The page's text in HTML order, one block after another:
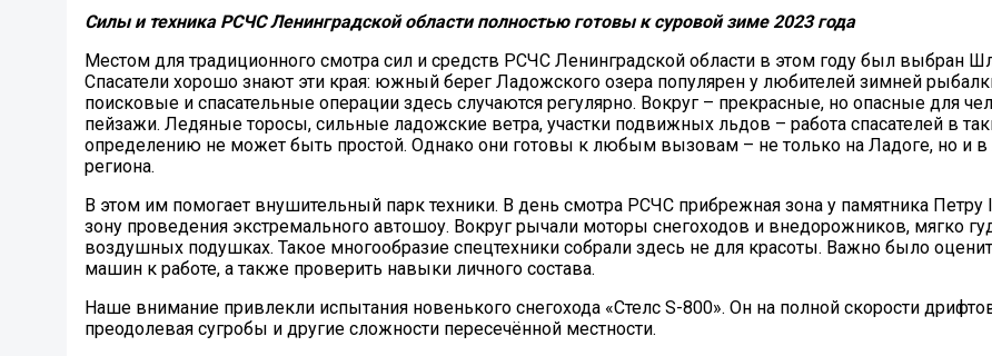
Силы и техника РСЧС Ленинградской области полностью готовы к суровой зиме 2023 года
Местом для традиционного смотра сил и средств РСЧС Ленинградской области в этом году был выбран
Спасатели хорошо знают эти края: южный берег Ладожского озера популярен у любителей зимней
поисковые и спасательные операции здесь случаются регулярно. Вокруг – прекрасные, но опасные для
пейзажи. Ледяные торосы, сильные ладожские ветра, участки подвижных льдов – работа спасателей в
определению не может быть простой. Однако они готовы к любым вызовам – не только на Ладоге, но и
региона.
В этом им помогает внушительный парк техники. В день смотра РСЧС прибрежная зона у памятника Петру
зону проведения экстремального автошоу. Вокруг рычали моторы снегоходов и внедорожников, мягко
воздушных подушках. Такое многообразие спецтехники собрали здесь не для красоты. Важно было
машин к работе, а также проверить навыки личного состава.
Наше внимание привлекли испытания новенького снегохода «Стелс S-800». Он на полной скорости
преодолевая сугробы и другие сложности пересечённой местности.